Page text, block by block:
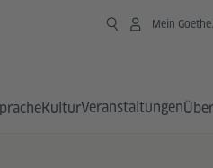
Mein
KulturVeranstaltungen